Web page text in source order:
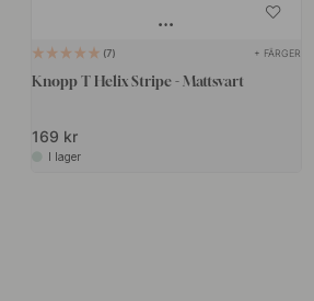
7 + FÄRGER
Knopp T Helix Stripe - Mattsvart
169 kr
I lager